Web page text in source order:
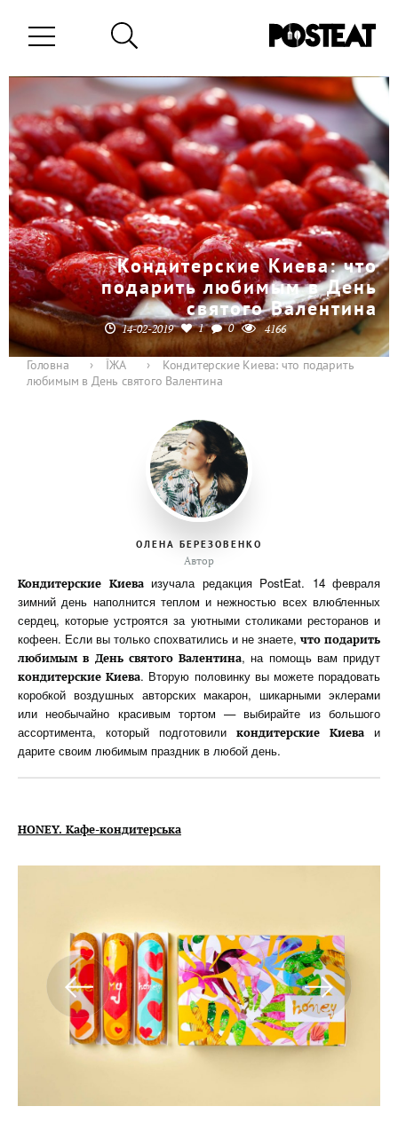
Кондитерские Киева: что
подарить любимым в День
святого Валентина
14-02-2019 1 0 4166
Головна › ЇЖА ›
Кондитерские Киева: что подарить
любимым в День святого Валентина
ОЛЕНА БЕРЕЗОВЕНКО
Автор
Кондитерские Киеваизучала редакция PostEat. 14 февраля
зимний день наполнится теплом и нежностью всех влюбленных
сердец, которые устроятся за уютными столиками ресторанов и
кофеен. Если вы только спохватились и не знаете, что подарить
любимым в День святого Валентина, на помощь вам придут
кондитерские Киева. Вторую половинку вы можете порадовать
коробкой воздушных авторских макарон, шикарными эклерами
или необычайно красивым тортом — выбирайте из большого
ассортимента, который подготовили кондитерские Киева и
дарите своим любимым праздник в любой день.
HONEY. Кафе-кондитерська